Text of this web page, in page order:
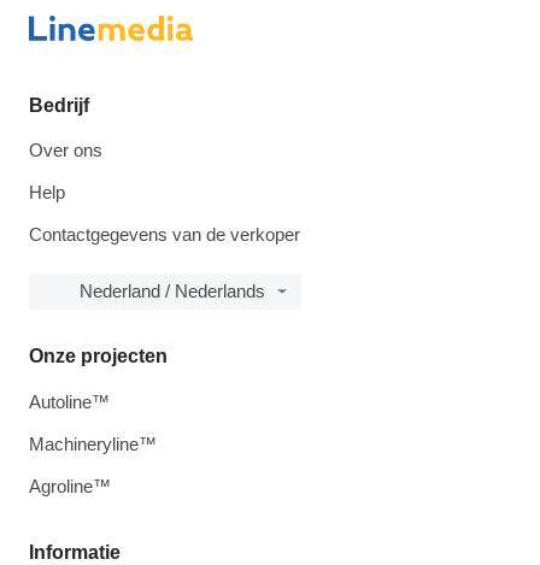
Bedrijf
Over ons
Help
Contactgegevens van de verkoper
Nederland / Nederlands
Informatie
Onze projecten
Autoline™
Machineryline™
Agroline™